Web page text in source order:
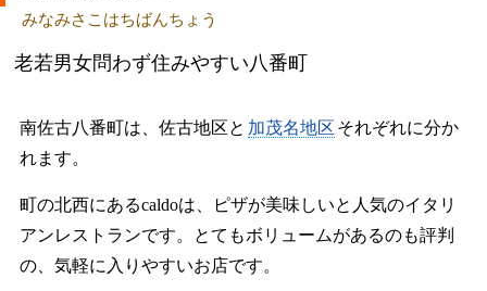
みなみさこはちばんちょう
老若男女問わず住みやすい八番町
南佐古八番町は、佐古地区と 加茂名地区 それぞれに分か
れます。
町の北西にあるcaldoは、ピザが美味しいと人気のイタリ
アンレストランです。とてもボリュームがあるのも評判
の、気軽に入りやすいお店です。